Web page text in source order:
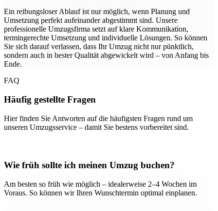
Ein reibungsloser Ablauf ist nur möglich, wenn Planung und
Umsetzung perfekt aufeinander abgestimmt sind. Unsere
professionelle Umzugsfirma setzt auf klare Kommunikation,
termingerechte Umsetzung und individuelle Lösungen. So können
Sie sich darauf verlassen, dass Ihr Umzug nicht nur pünktlich,
sondern auch in bester Qualität abgewickelt wird – von Anfang bis
Ende.
FAQ
Häufig gestellte Fragen
Hier finden Sie Antworten auf die häufigsten Fragen rund um
unseren Umzugsservice – damit Sie bestens vorbereitet sind.
Wie früh sollte ich meinen Umzug buchen?
Am besten so früh wie möglich – idealerweise 2–4 Wochen im
Voraus. So können wir Ihren Wunschtermin optimal einplanen.